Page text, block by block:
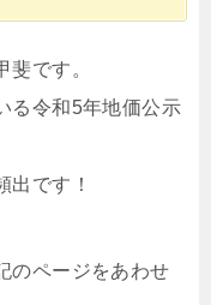
斐です。
る令和5年地価公示
出です！
のページをあわせ